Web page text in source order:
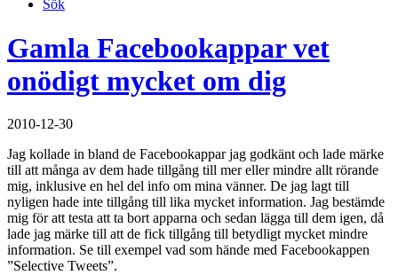
Sök
Gamla Facebookappar vet
onödigt mycket om dig
2010-12-30
Jag kollade in bland de Facebookappar jag godkänt och lade märke
till att många av dem hade tillgång till mer eller mindre allt rörande
mig, inklusive en hel del info om mina vänner. De jag lagt till
nyligen hade inte tillgång till lika mycket information. Jag bestämde
mig för att testa att ta bort apparna och sedan lägga till dem igen, då
lade jag märke till att de fick tillgång till betydligt mycket mindre
information. Se till exempel vad som hände med Facebookappen
”Selective Tweets”.